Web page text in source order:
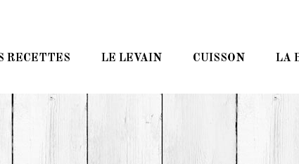
RECETTES LE LEVAIN CUISSON LA